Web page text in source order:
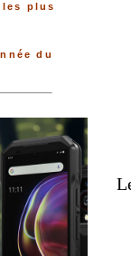
les plus
du